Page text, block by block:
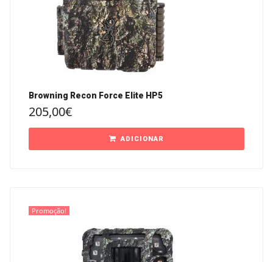
Browning Recon Force Elite HP5
205,00€
ADICIONAR
Promoção!